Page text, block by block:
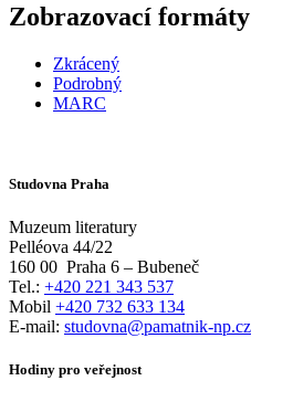
Zobrazovací formáty
Zkrácený
Podrobný
MARC
Studovna Praha
Muzeum literatury
Pelléova 44/22
160 00 Praha 6 – Bubeneč
Tel.: +420 221 343 537
Mobil +420 732 633 134
E-mail: studovna@pamatnik-np.cz
Hodiny pro veřejnost